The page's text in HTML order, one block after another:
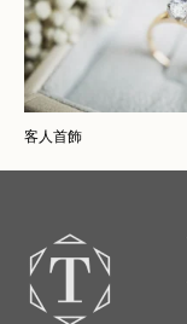
客人首飾